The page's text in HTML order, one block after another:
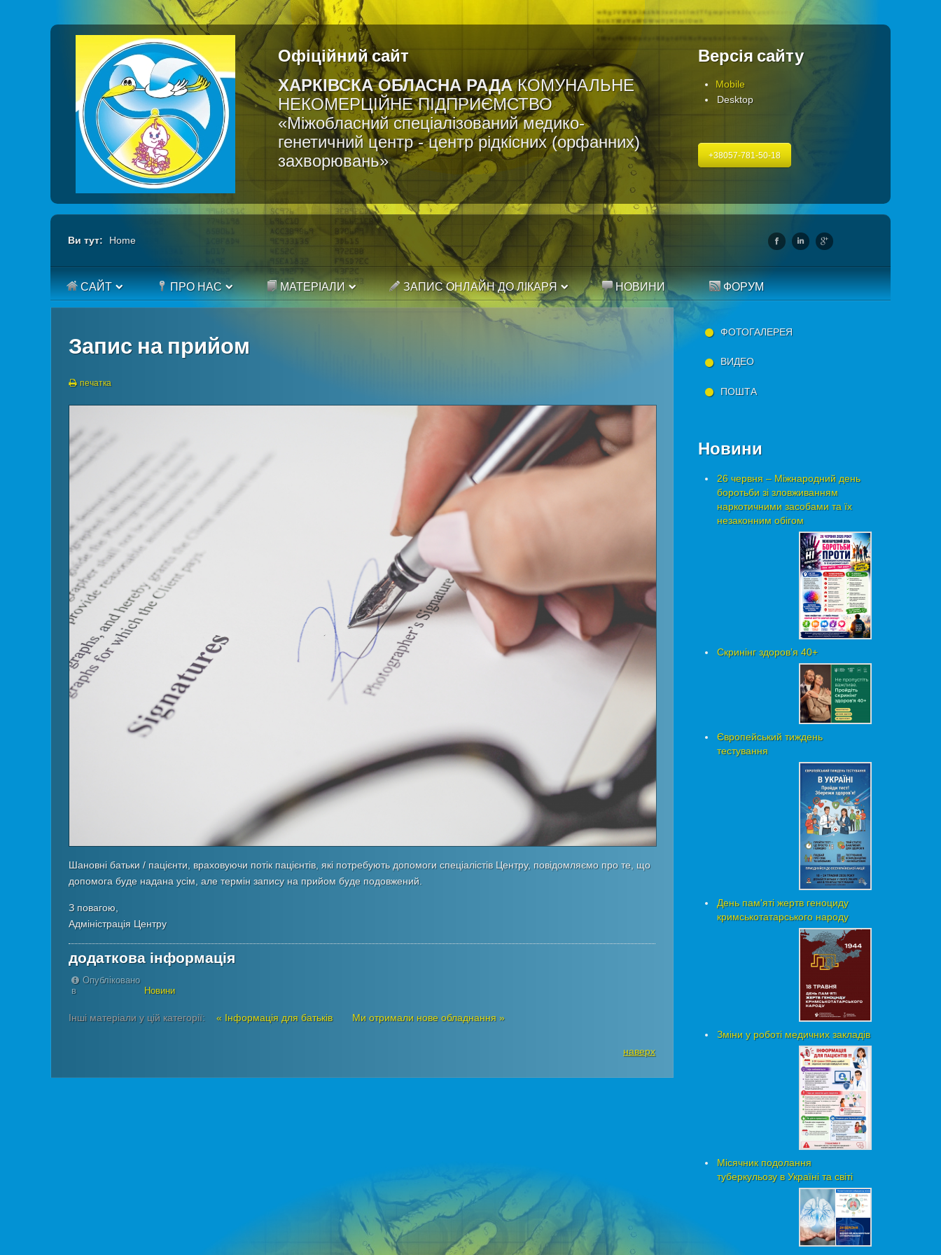
Офіційний сайт
ХАРКІВСКА ОБЛАСНА РАДАКОМУНАЛЬНЕ
НЕКОМЕРЦІЙНЕ ПІДПРИЄМСТВО
«Міжобласний спеціалізований медико-
генетичний центр - центр рідкісних (орфанних)
захворювань»
Версія сайту
Mobile
Desktop
+38057-781-50-18
Ви тут: Home
САЙТ ПРО НАС МАТЕРІАЛИ ЗАПИС ОНЛАЙН ДО ЛІКАРЯ НОВИНИ ФОРУМ
Запис на прийом
печатка
Шановні батьки / пацієнти, враховуючи потік пацієнтів, які потребують допомоги спеціалістів Центру, повідомляємо про те, що
допомога буде надана усім, але термін запису на прийом буде подовжений.
З повагою,
Адміністрація Центру
додаткова інформація
Опубліковано
в
Новини
Інші матеріали у цій категорії: « Інформація для батьків Ми отримали нове обладнання »
наверх
ФОТОГАЛЕРЕЯ
ВИДЕО
ПОШТА
Новини
26 червня – Міжнародний день
боротьби зі зловживанням
наркотичними засобами та їх
незаконним обігом
Скринінг здоровʼя 40+
Європейський тиждень
тестування
День пам'яті жертв геноциду
кримськотатарського народу
Зміни у роботі медичних закладів
Місячник подолання
туберкульозу в Україні та світі